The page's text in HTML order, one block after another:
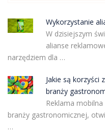
Wykorzystanie
W dzisiejszym
alianse
narzędziem dla …
Jakie są korzyści
branży
Reklama
branży gastronomicznej,
…